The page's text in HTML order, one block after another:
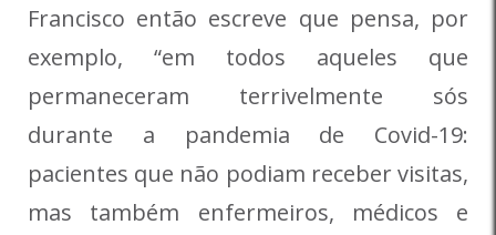
Francisco então escreve que pensa, por
exemplo, “em todos aqueles que
permaneceram terrivelmente sós
durante a pandemia de Covid-19:
pacientes que não podiam receber visitas,
mas também enfermeiros, médicos e